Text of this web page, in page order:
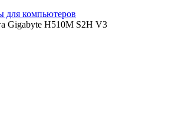
для компьютеров
Gigabyte H510M S2H V3